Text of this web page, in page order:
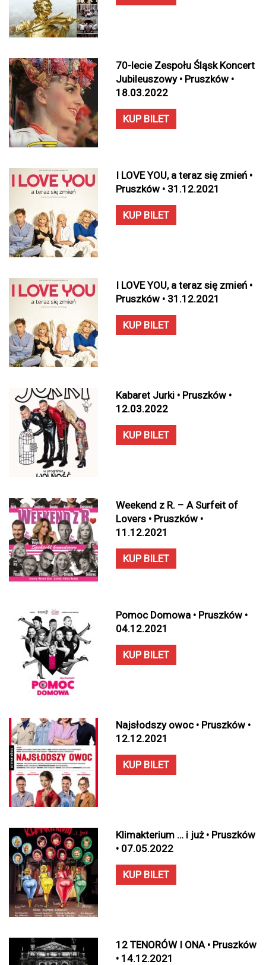
70-lecie Zespołu Śląsk Koncert
Jubileuszowy • Pruszków •
18.03.2022
KUP BILET
I LOVE YOU, a teraz się zmień •
Pruszków • 31.12.2021
KUP BILET
I LOVE YOU, a teraz się zmień •
Pruszków • 31.12.2021
KUP BILET
Kabaret Jurki • Pruszków •
12.03.2022
KUP BILET
Weekend z R. – A Surfeit of
Lovers • Pruszków •
11.12.2021
KUP BILET
Pomoc Domowa • Pruszków •
04.12.2021
KUP BILET
Najsłodszy owoc • Pruszków •
12.12.2021
KUP BILET
Klimakterium … i już • Pruszków
• 07.05.2022
KUP BILET
12 TENORÓW I ONA • Pruszków
• 14.12.2021